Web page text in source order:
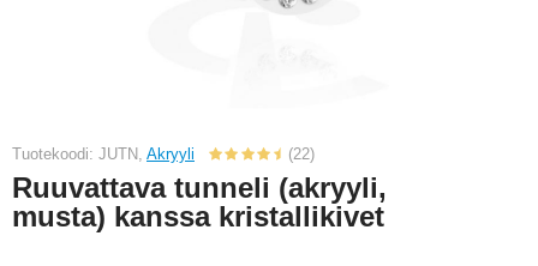
Tuotekoodi: JUTN, Akryyli (22)
Ruuvattava tunneli (akryyli,
musta) kanssa kristallikivet